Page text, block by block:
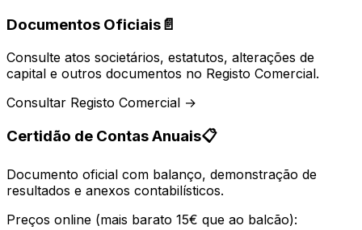
Documentos Oficiais📄
Consulte atos societários, estatutos, alterações de
capital e outros documentos no Registo Comercial.
Consultar Registo Comercial →
Certidão de Contas Anuais📋
Documento oficial com balanço, demonstração de
resultados e anexos contabilísticos.
Preços online (mais barato 15€ que ao balcão):